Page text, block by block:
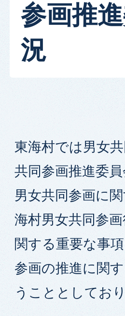
参画推
況
東海村では男女
共同参画推進委
男女共同参画に
海村男女共同参
関する重要な事
参画の推進に関
うこととしており